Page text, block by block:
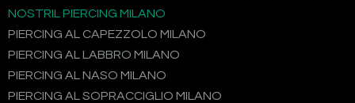
NOSTRIL PIERCING MILANO
PIERCING AL CAPEZZOLO MILANO
PIERCING AL LABBRO MILANO
PIERCING AL NASO MILANO
PIERCING AL SOPRACCIGLIO MILANO